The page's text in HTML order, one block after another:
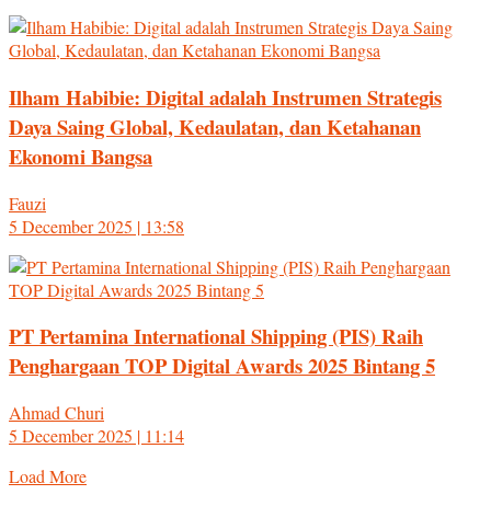
Ilham Habibie: Digital adalah Instrumen Strategis
Daya Saing Global, Kedaulatan, dan Ketahanan
Ekonomi Bangsa
Fauzi
5 December 2025 | 13:58
PT Pertamina International Shipping (PIS) Raih
Penghargaan TOP Digital Awards 2025 Bintang 5
Ahmad Churi
5 December 2025 | 11:14
Load More